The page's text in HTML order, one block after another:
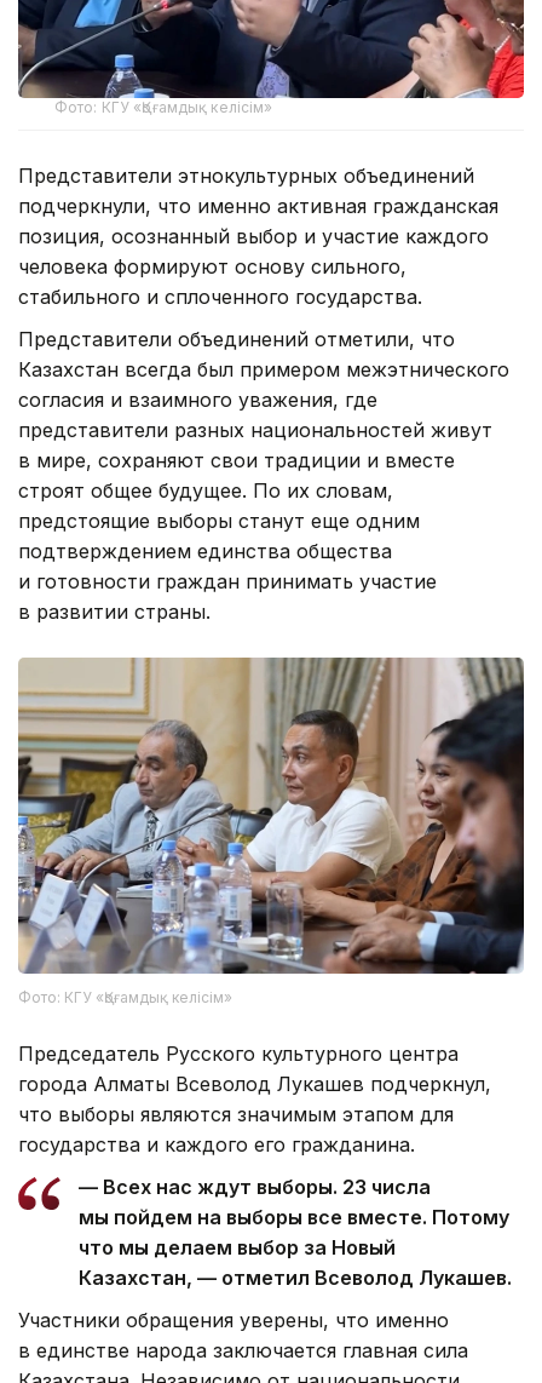
Фото: КГУ «Қоғамдық келісім»
Представители этнокультурных объединений
подчеркнули, что именно активная гражданская
позиция, осознанный выбор и участие каждого
человека формируют основу сильного,
стабильного и сплоченного государства.
Представители объединений отметили, что
Казахстан всегда был примером межэтнического
согласия и взаимного уважения, где
представители разных национальностей живут
в мире, сохраняют свои традиции и вместе
строят общее будущее. По их словам,
предстоящие выборы станут еще одним
подтверждением единства общества
и готовности граждан принимать участие
в развитии страны.
Фото: КГУ «Қоғамдық келісім»
Председатель Русского культурного центра
города Алматы Всеволод Лукашев подчеркнул,
что выборы являются значимым этапом для
государства и каждого его гражданина.
— Всех нас ждут выборы. 23 числа
мы пойдем на выборы все вместе. Потому
что мы делаем выбор за Новый
Казахстан, — отметил Всеволод Лукашев.
Участники обращения уверены, что именно
в единстве народа заключается главная сила